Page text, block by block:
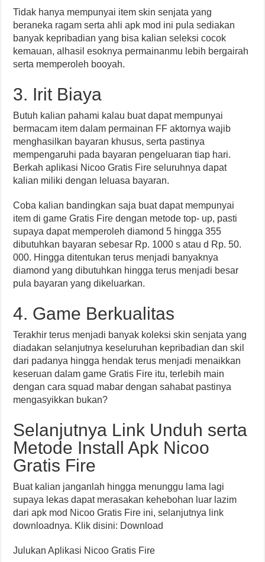
Tidak hanya mempunyai item skin senjata yang
beraneka ragam serta ahli apk mod ini pula sediakan
banyak kepribadian yang bisa kalian seleksi cocok
kemauan, alhasil esoknya permainanmu lebih bergairah
serta memperoleh booyah.
3. Irit Biaya
Butuh kalian pahami kalau buat dapat mempunyai
bermacam item dalam permainan FF aktornya wajib
menghasilkan bayaran khusus, serta pastinya
mempengaruhi pada bayaran pengeluaran tiap hari.
Berkah aplikasi Nicoo Gratis Fire seluruhnya dapat
kalian miliki dengan leluasa bayaran.
Coba kalian bandingkan saja buat dapat mempunyai
item di game Gratis Fire dengan metode top- up, pasti
supaya dapat memperoleh diamond 5 hingga 355
dibutuhkan bayaran sebesar Rp. 1000 s atau d Rp. 50.
000. Hingga ditentukan terus menjadi banyaknya
diamond yang dibutuhkan hingga terus menjadi besar
pula bayaran yang dikeluarkan.
4. Game Berkualitas
Terakhir terus menjadi banyak koleksi skin senjata yang
diadakan selanjutnya keseluruhan kepribadian dan skil
dari padanya hingga hendak terus menjadi menaikkan
keseruan dalam game Gratis Fire itu, terlebih main
dengan cara squad mabar dengan sahabat pastinya
mengasyikkan bukan?
Selanjutnya Link Unduh serta
Metode Install Apk Nicoo
Gratis Fire
Buat kalian janganlah hingga menunggu lama lagi
supaya lekas dapat merasakan kehebohan luar lazim
dari apk mod Nicoo Gratis Fire ini, selanjutnya link
downloadnya. Klik disini: Download
Julukan Aplikasi Nicoo Gratis Fire